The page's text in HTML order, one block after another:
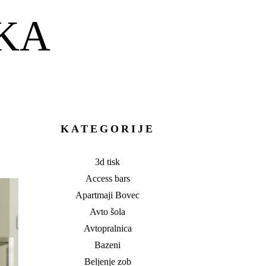
KATEGORIJE
3d tisk
Access bars
Apartmaji Bovec
Avto šola
Avtopralnica
Bazeni
Beljenje zob